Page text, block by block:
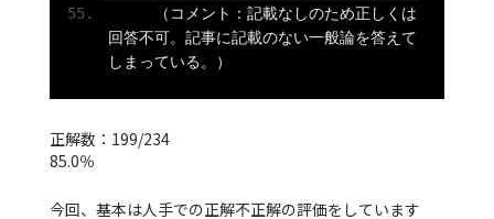
（コメント：記載なしのため正しくは
回答不可。記事に記載のない一般論を答えて
しまっている。）
正解数：199/234
85.0％
今回、基本は人手での正解不正解の評価をしています